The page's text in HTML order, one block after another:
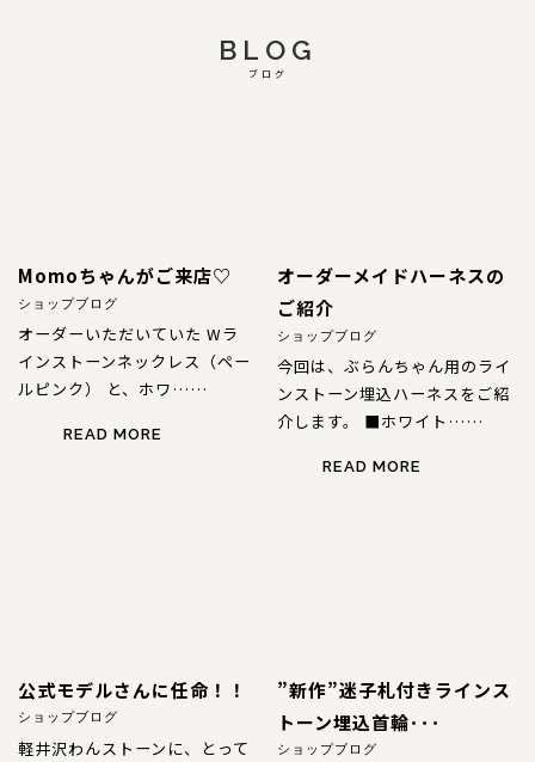
BLOG
ブログ
Momoちゃんがご来店♡
ショップブログ
オーダーいただいていた Wラ
インストーンネックレス（ペー
ルピンク） と、ホワ……
READ MORE
オーダーメイドハーネスの
ご紹介
ショップブログ
今回は、ぶらんちゃん用のライ
ンストーン埋込ハーネスをご紹
介します。 ■ホワイト……
READ MORE
公式モデルさんに任命！！
ショップブログ
軽井沢わんストーンに、とって
”新作”迷子札付きラインス
トーン埋込首輪･･･
ショップブログ